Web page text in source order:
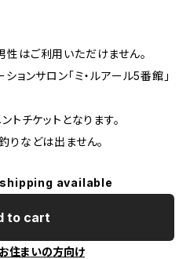
はご利用いただけません。
ョンサロン「ミ・ルアール5番館」
トチケットとなります。
りなどは出ません。
available
to cart
住まいの方向け